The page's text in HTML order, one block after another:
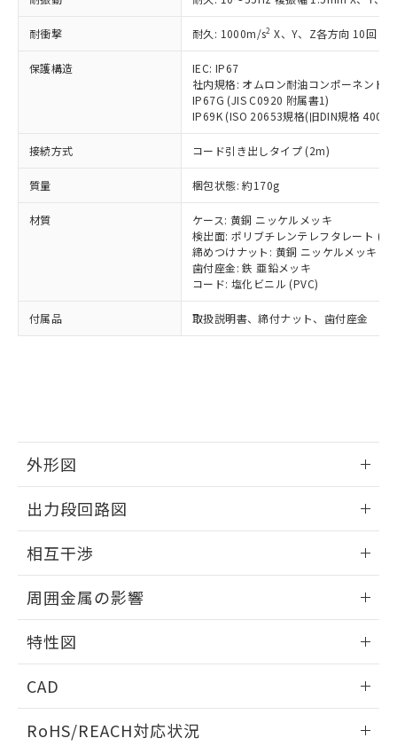
耐衝撃 耐久: 1000m/s2 X、Y、Z各方向 10回
保護構造
IEC: IP67
社内規格: オムロン耐油コンポーネント
IP67G (JIS C0920 附属書1)
IP69K (ISO 20653規格(旧DIN規格
接続方式 コード引き出しタイプ (2m)
質量 梱包状態: 約170g
材質
ケース: 黄銅 ニッケルメッキ
検出面: ポリブチレンテレフタレート
締めつけナット: 黄銅 ニッケルメッキ
歯付座金: 鉄 亜鉛メッキ
コード: 塩化ビニル (PVC)
付属品 取扱説明書、締付ナット、歯付座金
外形図
外形図
出力段回路図
出力段回路図
相互干渉
相互干渉
周囲金属の影響
周囲金属の影響
特性図
検出物体の大きさと材質による影響
CAD
ドすることができます。
RoHS/REACH対応状況
記載している更新日時点での社内デー
タに基づき作成されるものであり、閲
覧された時点での実際の在庫および標
準価格とは異なる場合があることをご
了承ください。
正式な納期状況および標準価格はお客
様のお取引先、またはお客様担当のオ
ムロン制御機器販売店・当社販売員に
ご相談ください。
オムロン制御機器販売店や当社販売拠
販売ネットワーク
」をご確認
在庫状況および標準価格結果を当社の
事前の承諾なく第三者に漏洩または開
示しないようお願いします。
マイパーツ機能（部品リスト作成サー
ビス）をご利用いただくには、I-Web
メンバーズにご登録されている必要が
の共同利用に関して"
の「1.共同利
用者の範囲」に記載されている法人を
指します。
*EU RoHS指令（10物質）：
鉛(Pb) 1000ppm以下、 水銀(Hg) 1000ppm以下、 カド
類(PBB) 1000ppm以下、ポリ臭化ジフェニルエーテル類
(PBDE) 1000ppm以下、フタル酸ビス(2-エチルヘキシ
ル) (DEHP)(別名：DOP) 1000ppm以下、フタル酸ブチ
ルベンジル（BBP） 1000ppm以下、フタル酸ジブチル
（DBP） 1000ppm以下、フタル酸ジイソブチル
但し、RoHS指令で産業用監視および制御機器に対する
フタル酸エステル類の４物質については閾値を超える意
図的な使用がないことを確認しています。
部品在庫の切り替え状況などにより、予定
月が前後することがあります。
EU RoHS指令（10物質）の非含有証明書
51物質の非含有証明書（当社基準）
※本証明書は発行日時点で非含有を証明す
るもので、過去に遡って非含有を証明する
また、RoHS指令のフタル酸エステル類４
物質の対応では、対応完了までの期間は出
荷製品に未対応品が混在することから備考
欄に対応日を記載しておりました。
既に当社にて対応品への在庫切替を完了
していることから、特段のことがない限
*中国RoHS10物質の基準値 (GB/T26572)：
Cr(Ⅵ)(六価クロム) : 1000ppm、 PBBs(ポリ臭化ビフェ
ニル類) : 1000ppm、 PBDEs(ポリ臭化ジフェニルエーテ
DBP(フタル酸ジブチル) : 1000ppm、 DIBP(フタル酸ジ
イソブチル) : 1000ppm、 BBP(フタル酸ブチルベンジ
DEHP(フタル酸ビス(2-エチルヘキシル)) : 1000ppm
※2 環境保護使用期限
「ｅ」：有害物質（10物質）のすべてが基
準値以下であることを示します。
「10」：通常の使用状況下において有害物
質が外部に漏えいし、環境に深刻な影響を
及ぼさない年数を意味します。
「－」：未確認です。当社販売部門へお問
または国外への提供する場合は、日本
国政府の輸出許可(または役務取引許
当社は規制貨物を破棄する場合は、完
全に破砕するなど、違法に輸出されな
いよう必要な手段を講じます。
当社は貴社製品を、核兵器、ミサイ
ル、化学兵器、生物兵器またはその他
武器並びにこれらの製造装置等に一切
使用いたしません。
当社は、貴社製品を第三者に販売する
場合は、上記1、2および3の内容を当
該第三者に通知します。また当社は、
販売先および販売に係わる関係者が違
法に輸出するおそれがある場合は、取
り引きをいたしません。
一定数以上の在庫あり
一定数には満たないが在庫あり
在庫なし(最新の在庫状況につ
いては、お客様のお取引先、ま
たはお客様担当のオムロン制御
機器販売店・当社販売員にご確
認ください)
受注生産機種、また在庫状況の
情報を公開していない機種